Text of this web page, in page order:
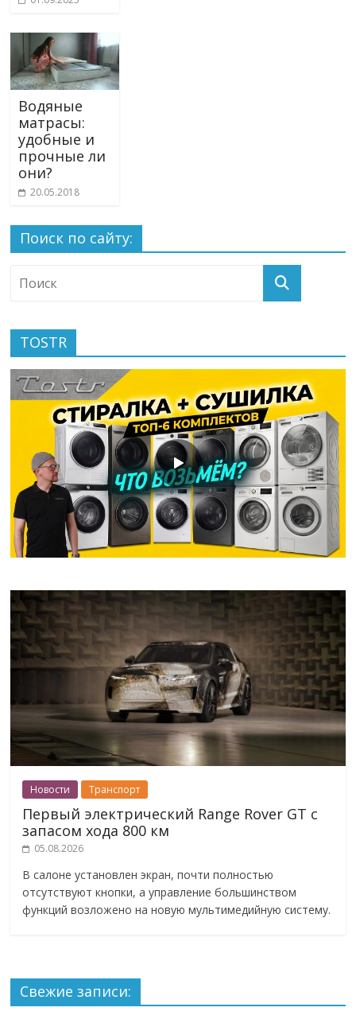
Водяные
матрасы:
удобные и
прочные ли
они?
20.05.2018
Поиск по сайту:
TOSTR
Новости Транспорт
Первый электрический Range Rover GT с
запасом хода 800 км
05.08.2026
В салоне установлен экран, почти полностью
отсутствуют кнопки, а управление большинством
функций возложено на новую мультимедийную систему.
Свежие записи: